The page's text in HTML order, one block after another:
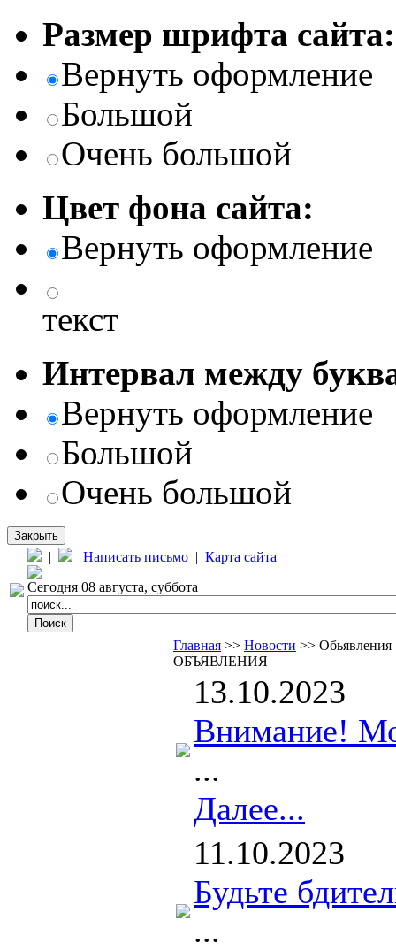
Размер шрифта сайта:
Вернуть оформление
Большой
Очень большой
Цвет фона сайта:
Вернуть оформление
текст
Интервал между
Вернуть оформление
Большой
Очень большой
Закрыть
| Написать письмо | Карта сайта
Сегодня 08 августа, суббота
Главная >> Новости >> Обьявления
ОБЪЯВЛЕНИЯ
13.10.2023
Внимание!
...
Далее...
11.10.2023
Будьте
...